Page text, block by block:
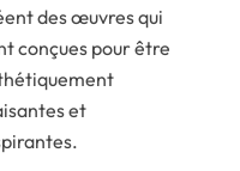
des œuvres qui
conçues pour être
et